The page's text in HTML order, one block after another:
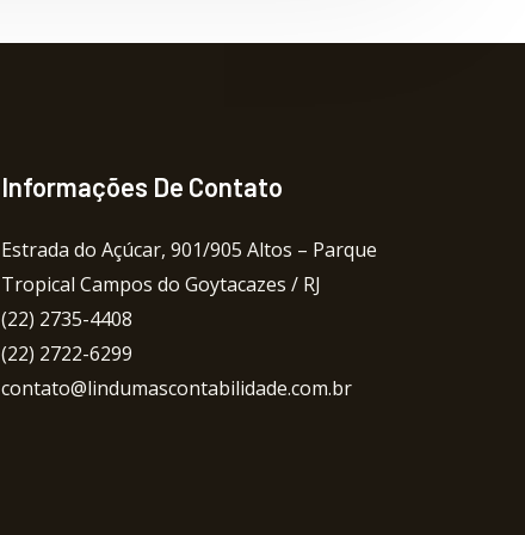
Informações De Contato
Estrada do Açúcar, 901/905 Altos – Parque
Tropical Campos do Goytacazes / RJ
(22) 2735-4408
(22) 2722-6299
contato@lindumascontabilidade.com.br